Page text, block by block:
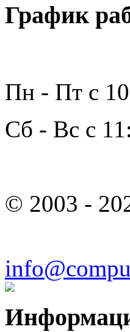
График
Пн - Пт с
Сб - Вс с
© 2003 -